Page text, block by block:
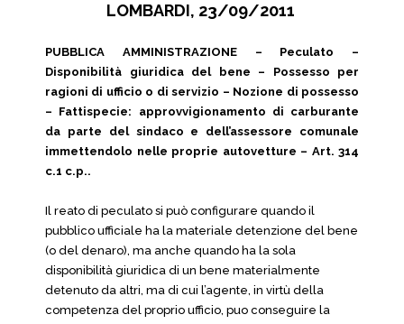
LOMBARDI, 23/09/2011
PUBBLICA AMMINISTRAZIONE – Peculato –
Disponibilità giuridica del bene – Possesso per
ragioni di ufficio o di servizio – Nozione di possesso
– Fattispecie: approvvigionamento di carburante
da parte del sindaco e dell’assessore comunale
immettendolo nelle proprie autovetture – Art. 314
c.1 c.p..
Il reato di peculato si può configurare quando il
pubblico ufficiale ha la materiale detenzione del bene
(o del denaro), ma anche quando ha la sola
disponibilità giuridica di un bene materialmente
detenuto da altri, ma di cui l’agente, in virtù della
competenza del proprio ufficio, puo conseguire la